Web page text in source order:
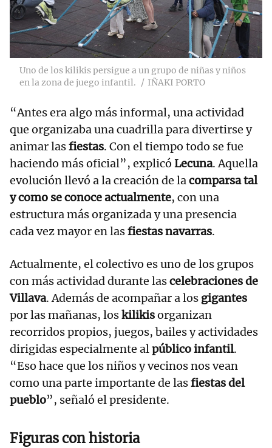
Uno de los kilikis persigue a un grupo de niñas y niños
en la zona de juego infantil.
IÑAKI PORTO
“Antes era algo más informal, una actividad
que organizaba una cuadrilla para divertirse y
animar lasfiestas. Con el tiempo todo se fue
haciendo más oficial”, explicó Lecuna. Aquella
evolución llevó a la creación de lacomparsa tal
y como se conoce actualmente, con una
estructura más organizada y una presencia
cada vez mayor en lasfiestas navarras.
Actualmente, el colectivo es uno de los grupos
con más actividad durante lascelebraciones de
Villava. Además de acompañar a los gigantes
por las mañanas, loskilikisorganizan
recorridos propios, juegos, bailes y actividades
dirigidas especialmente alpúblico infantil.
“Eso hace que los niños y vecinos nos vean
como una parte importante de lasfiestas del
pueblo”, señaló el presidente.
Figuras con historia